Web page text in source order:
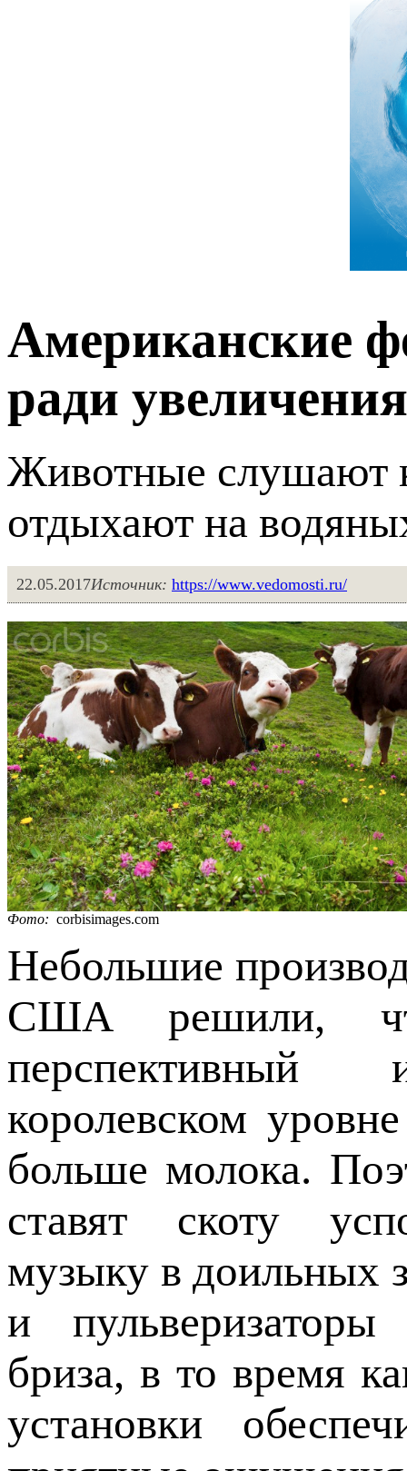
Американские
ради
Животные слушают
отдыхают на
22.05.2017Источник: https://www.vedomosti.ru/
Фото: corbisimages.com
Небольшие
США решили,
королевском
больше молока.
ставят скоту
музыку в доильных
и
бриза, в то время
установки